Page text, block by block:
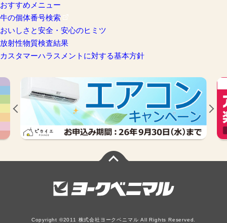
おすすめメニュー
牛の個体番号検索
おいしさと安全・安心のヒミツ
放射性物質検査結果
カスタマーハラスメントに対する基本方針
Copyright ©2011 株式会社ヨークベニマル All Rights Reserved.